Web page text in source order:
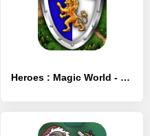
Heroes : Magic World - [MOD Много денег]